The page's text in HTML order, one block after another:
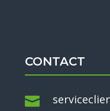
CONTACT
